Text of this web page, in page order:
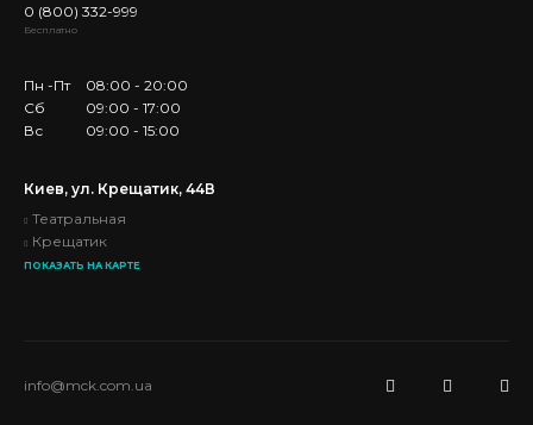
0 (800) 332-999
Бесплатно
Пн -Пт
08:00 - 20:00
Сб
09:00 - 17:00
Вс
09:00 - 15:00
Киев, ул. Крещатик, 44В
Театральная
Крещатик
ПОКАЗАТЬ НА КАРТЕ
info@mck.com.ua